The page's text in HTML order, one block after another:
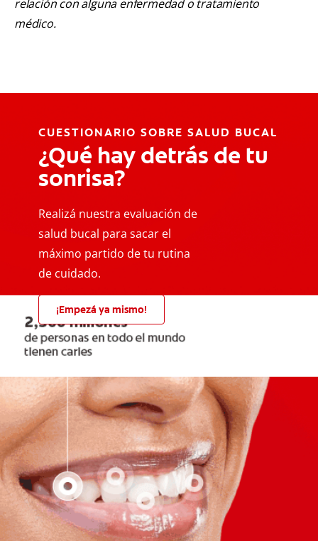
relación con alguna enfermedad o tratamiento
médico.
CUESTIONARIO SOBRE SALUD BUCAL
¿Qué hay detrás de tu
sonrisa?
Realizá nuestra evaluación de
salud bucal para sacar el
máximo partido de tu rutina
de cuidado.
¡Empezá ya mismo!